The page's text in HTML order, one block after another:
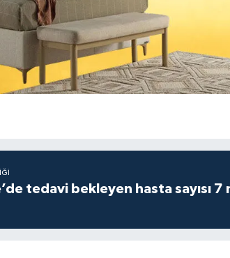
tedavi bekleyen hasta sayısı 7